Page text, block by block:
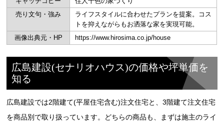
売り文句・強み
ライフスタイルに合わせたプランを提案。コス
トを抑えながらもお洒落な家を実現可能。
画像出典元・HP
https://www.hirosima.co.jp/house
広島建設(セナリオハウス)の価格や坪単価を
知る
広島建設では2階建て(平屋住宅含む)注文住宅と、3階建て注文住宅
を商品別で取り扱っています。どちらの商品も、まずは施主のライ